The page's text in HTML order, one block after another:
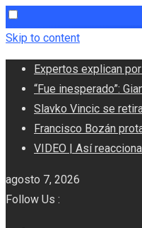
Skip to content
Expertos explican
“Fue inesperado”:
Slavko Vincic se
Francisco Bozán
VIDEO | Así
agosto 7, 2026
Follow Us :